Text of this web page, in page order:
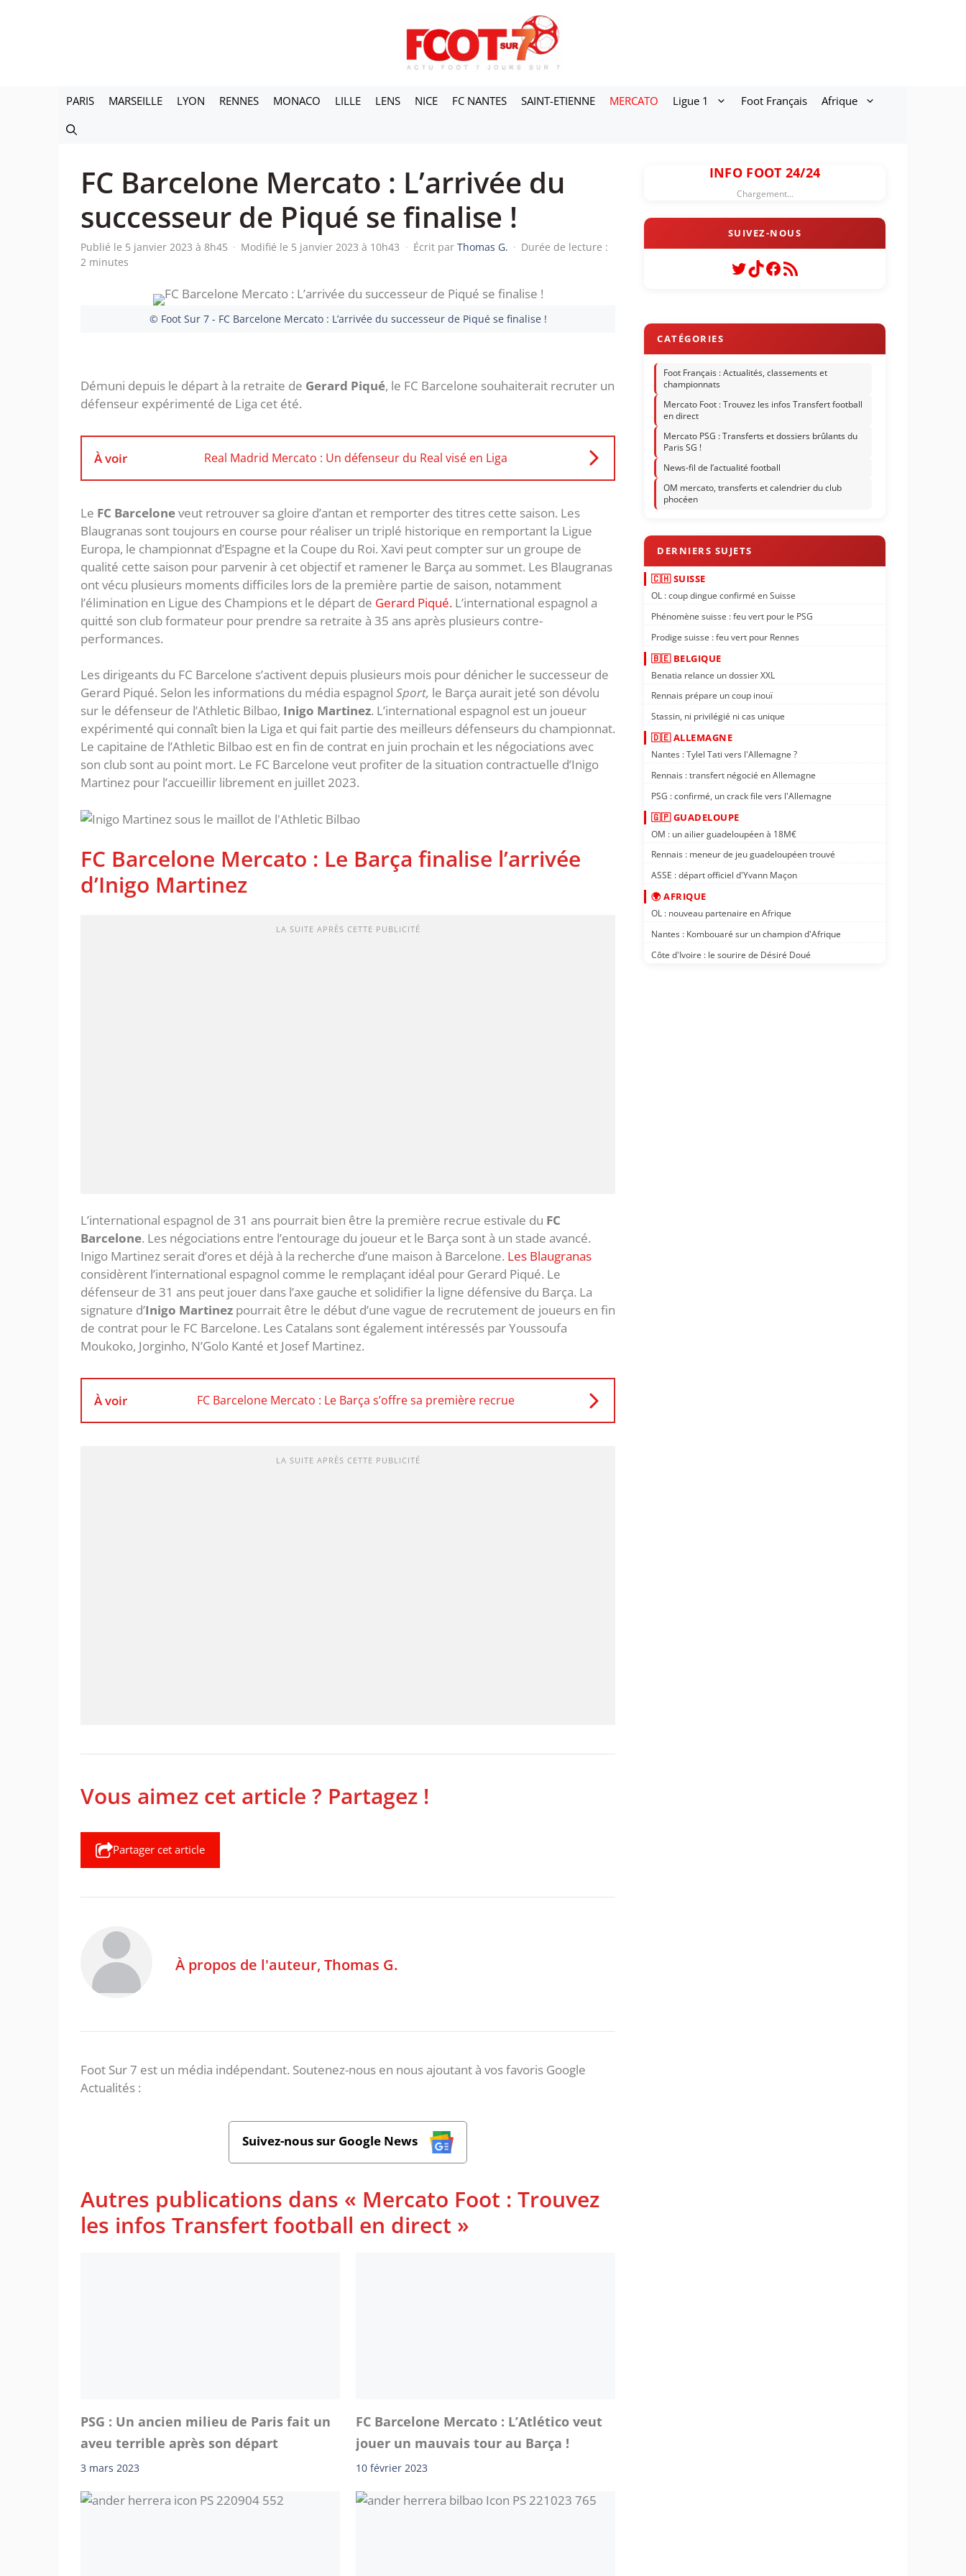
PARIS MARSEILLE LYON RENNES MONACO LILLE LENS NICE FC NANTES SAINT-ETIENNE MERCATO Ligue 1 Foot Français Afrique
FC Barcelone Mercato : L’arrivée du
successeur de Piqué se finalise !
Publié le 5 janvier 2023 à 8h45 · Modifié le 5 janvier 2023 à 10h43 · Écrit par Thomas G. · Durée de lecture :
2 minutes
© Foot Sur 7 - FC Barcelone Mercato : L’arrivée du successeur de Piqué se finalise !
Démuni depuis le départ à la retraite de Gerard Piqué, le FC Barcelone souhaiterait recruter un
défenseur expérimenté de Liga cet été.
À voir Real Madrid Mercato : Un défenseur du Real visé en Liga
Le FC Barceloneveut retrouver sa gloire d’antan et remporter des titres cette saison. Les
Blaugranas sont toujours en course pour réaliser un triplé historique en remportant la Ligue
Europa, le championnat d’Espagne et la Coupe du Roi. Xavi peut compter sur un groupe de
qualité cette saison pour parvenir à cet objectif et ramener le Barça au sommet. Les Blaugranas
ont vécu plusieurs moments difficiles lors de la première partie de saison, notamment
l’élimination en Ligue des Champions et le départ de Gerard Piqué. L’international espagnol a
quitté son club formateur pour prendre sa retraite à 35 ans après plusieurs contre-
performances.
Les dirigeants du FC Barcelone s’activent depuis plusieurs mois pour dénicher le successeur de
Gerard Piqué. Selon les informations du média espagnol Sport, le Barça aurait jeté son dévolu
sur le défenseur de l’Athletic Bilbao, Inigo Martinez. L’international espagnol est un joueur
expérimenté qui connaît bien la Liga et qui fait partie des meilleurs défenseurs du championnat.
Le capitaine de l’Athletic Bilbao est en fin de contrat en juin prochain et les négociations avec
son club sont au point mort. Le FC Barcelone veut profiter de la situation contractuelle d’Inigo
Martinez pour l’accueillir librement en juillet 2023.
FC Barcelone Mercato : Le Barça finalise l’arrivée
d’Inigo Martinez
LA SUITE APRÈS CETTE PUBLICITÉ
L’international espagnol de 31 ans pourrait bien être la première recrue estivale du FC
Barcelone. Les négociations entre l’entourage du joueur et le Barça sont à un stade avancé.
Inigo Martinez serait d’ores et déjà à la recherche d’une maison à Barcelone. Les Blaugranas
considèrent l’international espagnol comme le remplaçant idéal pour Gerard Piqué. Le
défenseur de 31 ans peut jouer dans l’axe gauche et solidifier la ligne défensive du Barça. La
signature d’Inigo Martinez pourrait être le début d’une vague de recrutement de joueurs en fin
de contrat pour le FC Barcelone. Les Catalans sont également intéressés par Youssoufa
Moukoko, Jorginho, N’Golo Kanté et Josef Martinez.
À voir FC Barcelone Mercato : Le Barça s’offre sa première recrue
LA SUITE APRÈS CETTE PUBLICITÉ
Vous aimez cet article ? Partagez !
Partager cet article
À propos de l'auteur, Thomas G.
Foot Sur 7 est un média indépendant. Soutenez-nous en nous ajoutant à vos favoris Google
Actualités :
Suivez-nous sur Google News
Autres publications dans « Mercato Foot : Trouvez
les infos Transfert football en direct »
PSG : Un ancien milieu de Paris fait un
aveu terrible après son départ
3 mars 2023
FC Barcelone Mercato : L’Atlético veut
jouer un mauvais tour au Barça !
10 février 2023
INFO FOOT 24/24
Chargement...
Twitter
TikTok
Facebook
Flux RSS
Foot Français : Actualités, classements et
championnats
Mercato Foot : Trouvez les infos Transfert football
en direct
Mercato PSG : Transferts et dossiers brûlants du
Paris SG !
News-fil de l’actualité football
OM mercato, transferts et calendrier du club
phocéen
🇨🇭 SUISSE
OL : coup dingue confirmé en Suisse
Phénomène suisse : feu vert pour le PSG
Prodige suisse : feu vert pour Rennes
🇧🇪 BELGIQUE
Benatia relance un dossier XXL
Rennais prépare un coup inouï
Stassin, ni privilégié ni cas unique
🇩🇪 ALLEMAGNE
Nantes : Tylel Tati vers l'Allemagne ?
Rennais : transfert négocié en Allemagne
PSG : confirmé, un crack file vers l'Allemagne
🇬🇵 GUADELOUPE
OM : un ailier guadeloupéen à 18M€
Rennais : meneur de jeu guadeloupéen trouvé
ASSE : départ officiel d'Yvann Maçon
🌍 AFRIQUE
OL : nouveau partenaire en Afrique
Nantes : Kombouaré sur un champion d'Afrique
Côte d'Ivoire : le sourire de Désiré Doué